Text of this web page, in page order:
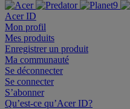
Acer ID
Mon profil
Mes produits
Enregistrer un produit
Ma communauté
Se déconnecter
Se connecter
S’abonner
Qu’est-ce qu’Acer ID?